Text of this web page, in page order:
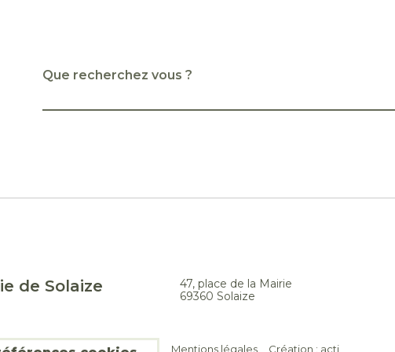
Que recherchez vous ?
de Solaize
47, place de la Mairie
69360 Solaize
Mentions légales Création : acti